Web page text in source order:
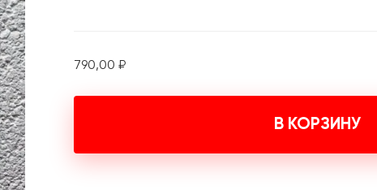
790,00 ₽
В КОРЗИНУ